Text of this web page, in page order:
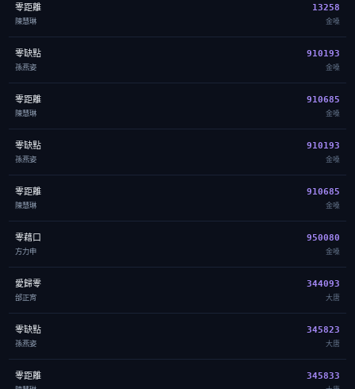
零距離
陳慧琳
13258
金嗓
零缺點
孫燕姿
910193
金嗓
零距離
陳慧琳
910685
金嗓
零缺點
孫燕姿
910193
金嗓
零距離
陳慧琳
910685
金嗓
零藉口
方力申
950080
金嗓
愛歸零
邰正宵
344093
大唐
零缺點
孫燕姿
345823
大唐
零距離 345833